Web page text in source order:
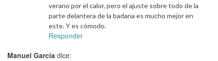
verano por el calor, pero el ajuste sobre todo de la
parte delantera de la badana es mucho mejor en
este. Y es cómodo.
Responder
Manuel García dice: